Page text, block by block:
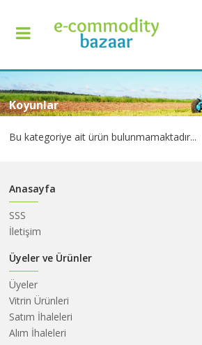
+90
425
13
70
ANASAYFA
KATEGORİ
HAKKIMIZDA
Koyunlar
Bu kategoriye ait ürün bulunmamaktadır...
Anasayfa
SSS
İletişim
Üyeler ve Ürünler
Üyeler
Vitrin Ürünleri
Satım İhaleleri
Alım İhaleleri